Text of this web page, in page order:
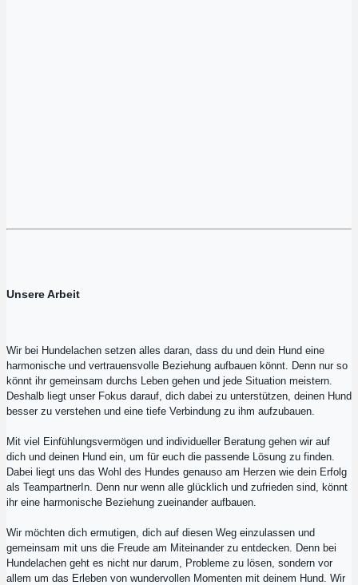
Unsere Arbeit
Wir bei Hundelachen setzen alles daran, dass du und dein Hund eine
harmonische und vertrauensvolle Beziehung aufbauen könnt. Denn nur so
könnt ihr gemeinsam durchs Leben gehen und jede Situation meistern.
Deshalb liegt unser Fokus darauf, dich dabei zu unterstützen, deinen Hund
besser zu verstehen und eine tiefe Verbindung zu ihm aufzubauen.
Mit viel Einfühlungsvermögen und individueller Beratung gehen wir auf
dich und deinen Hund ein, um für euch die passende Lösung zu finden.
Dabei liegt uns das Wohl des Hundes genauso am Herzen wie dein Erfolg
als TeampartnerIn. Denn nur wenn alle glücklich und zufrieden sind, könnt
ihr eine harmonische Beziehung zueinander aufbauen.
Wir möchten dich ermutigen, dich auf diesen Weg einzulassen und
gemeinsam mit uns die Freude am Miteinander zu entdecken. Denn bei
Hundelachen geht es nicht nur darum, Probleme zu lösen, sondern vor
allem um das Erleben von wundervollen Momenten mit deinem Hund. Wir